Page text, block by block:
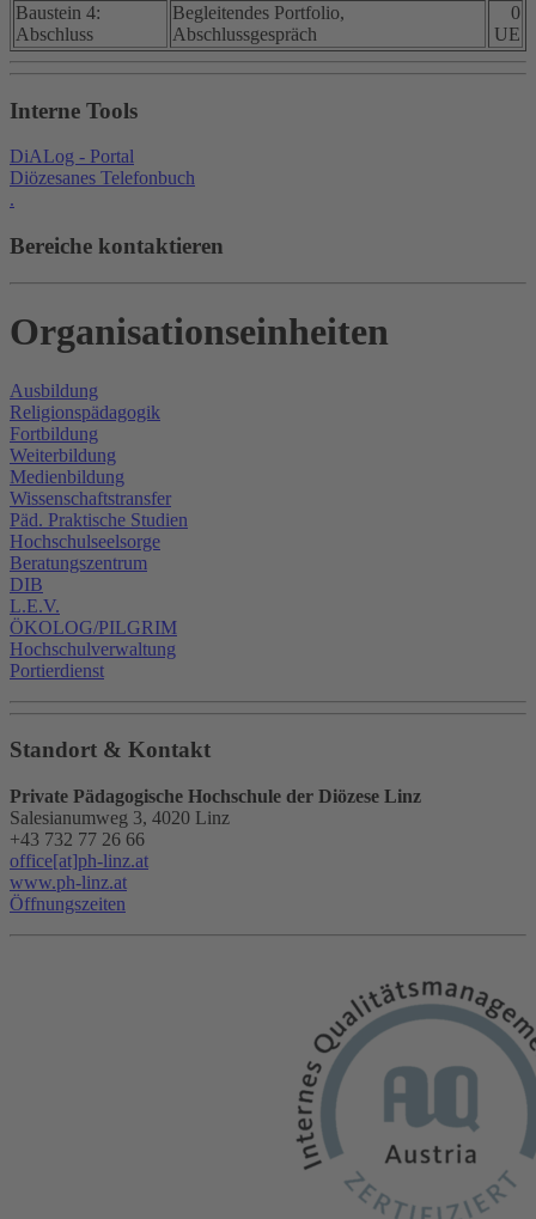
Baustein 4:
Abschluss
Begleitendes Portfolio,
Abschlussgespräch
0
UE
Interne Tools
DiALog - Portal
Diözesanes Telefonbuch
.
Bereiche kontaktieren
Organisationseinheiten
Ausbildung
Religionspädagogik
Fortbildung
Weiterbildung
Medienbildung
Wissenschaftstransfer
Päd. Praktische Studien
Hochschulseelsorge
Beratungszentrum
DIB
L.E.V.
ÖKOLOG/PILGRIM
Hochschulverwaltung
Portierdienst
Standort & Kontakt
Private Pädagogische Hochschule der Diözese Linz
Salesianumweg 3, 4020 Linz
+43 732 77 26 66
office[at]ph-linz.at
www.ph-linz.at
Öffnungszeiten